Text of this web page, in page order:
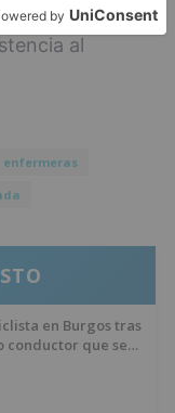
que
al
enfermeras
en Burgos tras
conductor que se